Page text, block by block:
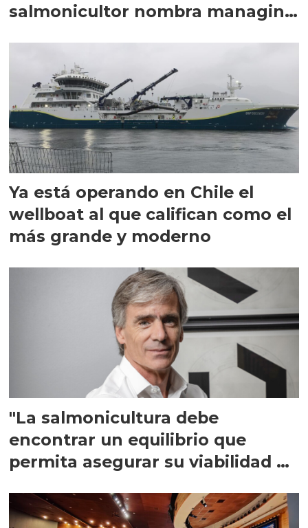
salmonicultor nombra managing
Ya está operando en Chile el
wellboat al que califican como el
más grande y moderno
"La salmonicultura debe
encontrar un equilibrio que
permita asegurar su viabilidad de